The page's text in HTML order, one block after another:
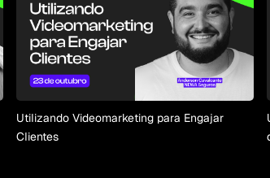
Utilizando Videomarketing para Engajar
Clientes